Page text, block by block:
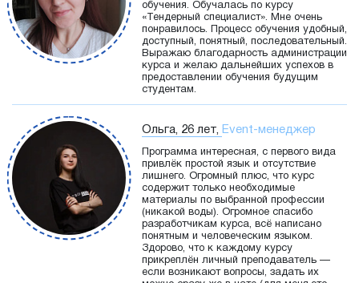
обучения. Обучалась по курсу
«Тендерный специалист». Мне очень
понравилось. Процесс обучения удобный,
доступный, понятный, последовательный.
Выражаю благодарность администрации
курса и желаю дальнейших успехов в
предоставлении обучения будущим
студентам.
Ольга, 26 лет, Event-менеджер
Программа интересная, с первого вида
привлёк простой язык и отсутствие
лишнего. Огромный плюс, что курс
содержит только необходимые
материалы по выбранной профессии
(никакой воды). Огромное спасибо
разработчикам курса, всё написано
понятным и человеческим языком.
Здорово, что к каждому курсу
прикреплён личный преподаватель —
если возникают вопросы, задать их